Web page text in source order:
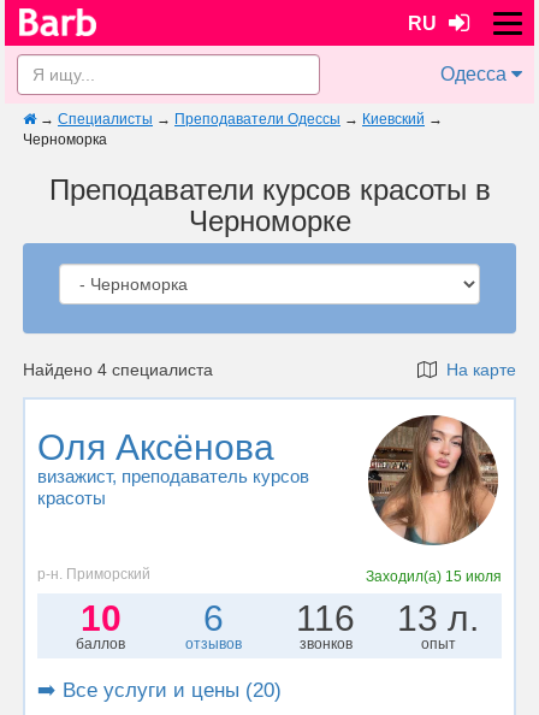
RU
Одесса
→ Специалисты → Преподаватели Одессы → Киевский →
Черноморка
Преподаватели курсов красоты в
Черноморке
Найдено 4 специалиста На карте
Оля Аксёнова
визажист, преподаватель курсов
красоты
р-н. Приморский Заходил(а) 15 июля
10
баллов
6
отзывов
116
звонков
13 л.
опыт
➡️ Все услуги и цены (20)